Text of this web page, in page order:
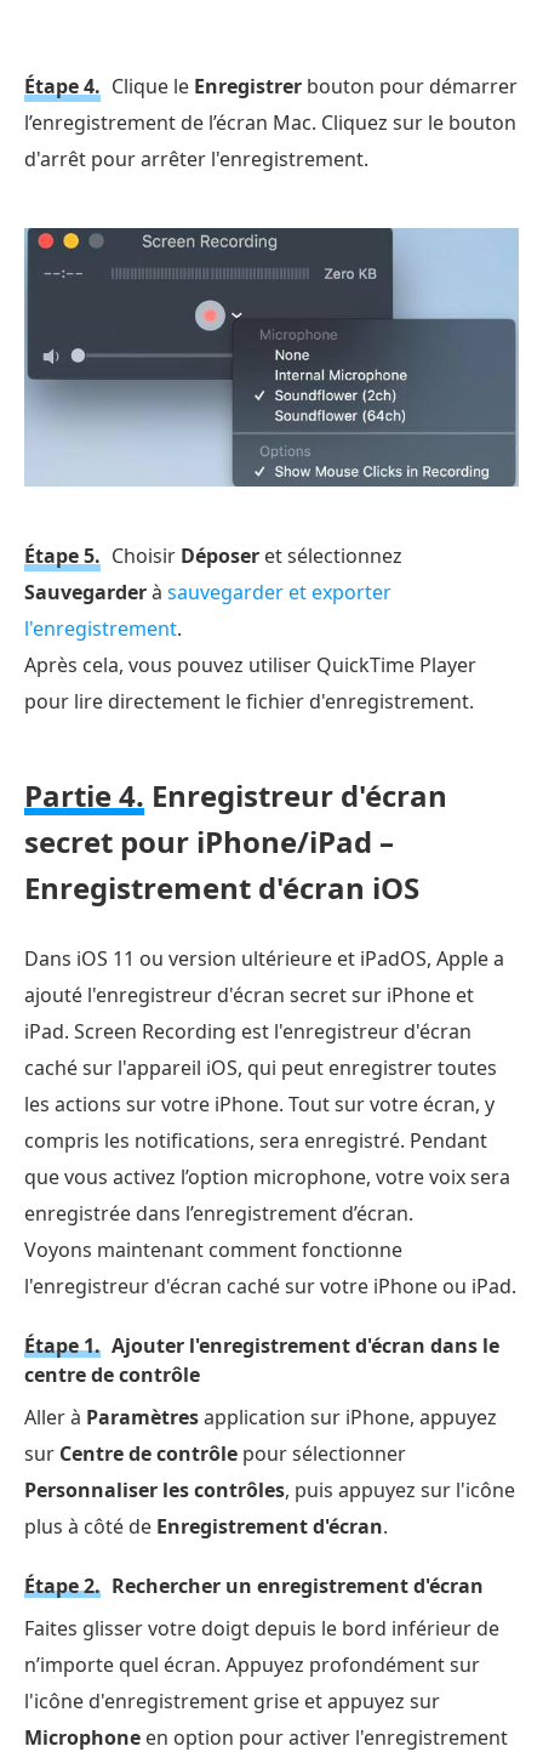
Étape 4. Clique le Enregistrer bouton pour démarrer
l’enregistrement de l’écran Mac. Cliquez sur le bouton
d'arrêt pour arrêter l'enregistrement.
Étape 5. Choisir Déposer et sélectionnez
Sauvegarderà sauvegarder et exporter
l'enregistrement.
Après cela, vous pouvez utiliser QuickTime Player
pour lire directement le fichier d'enregistrement.
Partie 4. Enregistreur d'écran
secret pour iPhone/iPad –
Enregistrement d'écran iOS
Dans iOS 11 ou version ultérieure et iPadOS, Apple a
ajouté l'enregistreur d'écran secret sur iPhone et
iPad. Screen Recording est l'enregistreur d'écran
caché sur l'appareil iOS, qui peut enregistrer toutes
les actions sur votre iPhone. Tout sur votre écran, y
compris les notifications, sera enregistré. Pendant
que vous activez l’option microphone, votre voix sera
enregistrée dans l’enregistrement d’écran.
Voyons maintenant comment fonctionne
l'enregistreur d'écran caché sur votre iPhone ou iPad.
Étape 1. Ajouter l'enregistrement d'écran dans le
centre de contrôle
Aller à Paramètresapplication sur iPhone, appuyez
sur Centre de contrôle pour sélectionner
Personnaliser les contrôles, puis appuyez sur l'icône
plus à côté de Enregistrement d'écran.
Étape 2. Rechercher un enregistrement d'écran
Faites glisser votre doigt depuis le bord inférieur de
n’importe quel écran. Appuyez profondément sur
l'icône d'enregistrement grise et appuyez sur
Microphone en option pour activer l'enregistrement